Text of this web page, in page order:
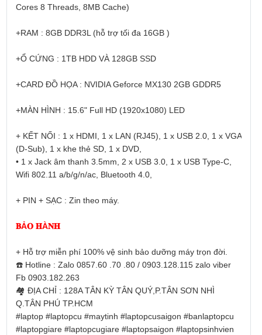
Cores 8 Threads, 8MB Cache)
+RAM : 8GB DDR3L (hỗ trợ tối đa 16GB )
+Ổ CỨNG : 1TB HDD VÀ 128GB SSD
+CARD ĐỒ HỌA : NVIDIA Geforce MX130 2GB GDDR5
+MÀN HÌNH : 15.6" Full HD (1920x1080) LED
+ KẾT NỐI : 1 x HDMI, 1 x LAN (RJ45), 1 x USB 2.0, 1 x VGA
(D-Sub), 1 x khe thẻ SD, 1 x DVD,
• 1 x Jack âm thanh 3.5mm, 2 x USB 3.0, 1 x USB Type-C,
Wifi 802.11 a/b/g/n/ac, Bluetooth 4.0,
+ PIN + SẠC : Zin theo máy.
𝐁Ả𝐎 𝐇À𝐍𝐇
+ Hỗ trợ miễn phí 100% vệ sinh bảo dưỡng máy trọn đời.
☎️ Hotline : Zalo 0857.60 .70 .80 / 0903.128.115 zalo viber
Fb 0903.182.263
🏘 ĐỊA CHỈ : 128A TÂN KỲ TÂN QUÝ,P.TÂN SƠN NHÌ
Q.TÂN PHÚ TP.HCM
#laptop #laptopcu #maytinh #laptopcusaigon #banlaptopcu
#laptopgiare #laptopcugiare #laptopsaigon #laptopsinhvien